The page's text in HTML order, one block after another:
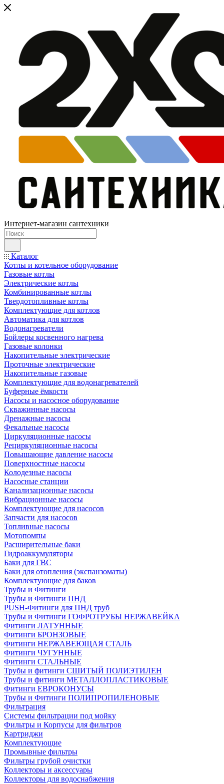
Интернет-магазин сантехники
Каталог
Котлы и котельное оборудование
Газовые котлы
Электрические котлы
Комбинированные котлы
Твердотопливные котлы
Комплектующие для котлов
Автоматика для котлов
Водонагреватели
Бойлеры косвенного нагрева
Газовые колонки
Накопительные электрические
Проточные электрические
Накопительные газовые
Комплектующие для водонагревателей
Буферные ёмкости
Насосы и насосное оборудование
Скважинные насосы
Дренажные насосы
Фекальные насосы
Циркуляционные насосы
Рециркуляционные насосы
Повышающие давление насосы
Поверхностные насосы
Колодезные насосы
Насосные станции
Канализационные насосы
Вибрационные насосы
Комплектующие для насосов
Запчасти для насосов
Топливные насосы
Мотопомпы
Расширительные баки
Гидроаккумуляторы
Баки для ГВС
Баки для отопления (экспанзоматы)
Комплектующие для баков
Трубы и Фитинги
Трубы и Фитинги ПНД
PUSH-Фитинги для ПНД труб
Трубы и Фитинги ГОФРОТРУБЫ НЕРЖАВЕЙКА
Фитинги ЛАТУННЫЕ
Фитинги БРОНЗОВЫЕ
Фитинги НЕРЖАВЕЮЩАЯ СТАЛЬ
Фитинги ЧУГУННЫЕ
Фитинги СТАЛЬНЫЕ
Трубы и фитинги СШИТЫЙ ПОЛИЭТИЛЕН
Трубы и фитинги МЕТАЛЛОПЛАСТИКОВЫЕ
Фитинги ЕВРОКОНУСЫ
Трубы и Фитинги ПОЛИПРОПИЛЕНОВЫЕ
Фильтрация
Системы фильтрации под мойку
Фильтры и Корпусы для фильтров
Картриджи
Комплектующие
Промывные фильтры
Фильтры грубой очистки
Коллекторы и аксессуары
Коллекторы для водоснабжения